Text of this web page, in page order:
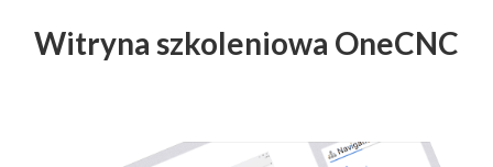
Witryna szkoleniowa OneCNC